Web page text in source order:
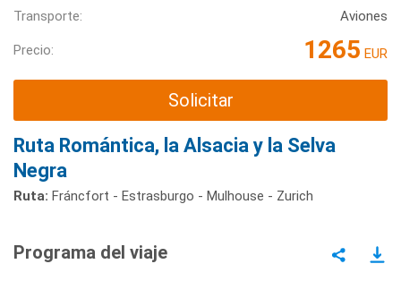
Transporte:
Aviones
Precio: 1265 EUR
Solicitar
Ruta Romántica, la Alsacia y la Selva
Negra
Ruta: Fráncfort - Estrasburgo - Mulhouse - Zurich
Programa del viaje